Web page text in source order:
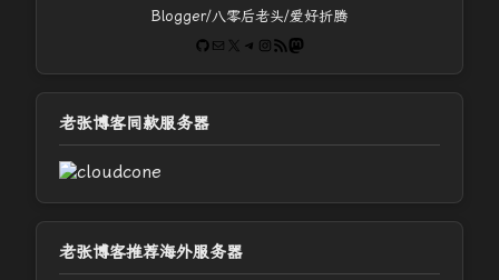
Blogger/八零后老头/爱好折腾
GitHub
电子邮件 X Telegram
Instagram
RSS FeedMastodon
老张博客同款服务器
老张博客推荐海外服务器